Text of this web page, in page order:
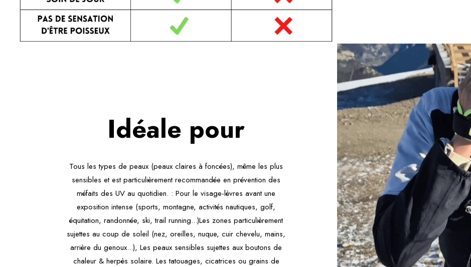
Idéale pour
Tous les types de peaux (peaux claires à foncées), même les plus
sensibles et est particulièrement recommandée en prévention des
méfaits des UV au quotidien. : Pour le visage-lèvres avant une
exposition intense (sports, montagne, activités nautiques, golf,
équitation, randonnée, ski, trail running...)Les zones particulièrement
sujettes au coup de soleil (nez, oreilles, nuque, cuir chevelu, mains,
arrière du genoux...), Les peaux sensibles sujettes aux boutons de
chaleur & herpès solaire. Les tatouages, cicatrices ou grains de